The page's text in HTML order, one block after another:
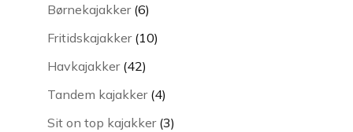
Børnekajakker 66
varer
Fritidskajakker 1010
Havkajakker 4242
varer
Tandem kajakker 44
varer
Sit on top kajakker 33